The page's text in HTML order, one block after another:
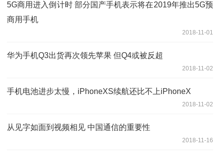
5G商用进入倒计时 部分国产手机表示将在2019年推出5G预
商用手机
2018-11-01
华为手机Q3出货再次领先苹果 但Q4或被反超
2018-11-02
手机电池进步太慢，iPhoneXS续航还比不上iPhoneX
2018-11-02
从见字如面到视频相见 中国通信的重要性
2018-11-16